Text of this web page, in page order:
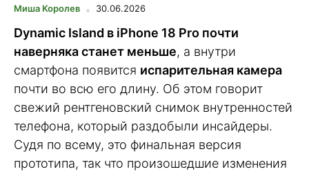
Миша Королев 30.06.2026
Dynamic Island в iPhone 18 Pro почти
наверняка станет меньше, а внутри
смартфона появится испарительная камера
почти во всю его длину. Об этом говорит
свежий рентгеновский снимок внутренностей
телефона, который раздобыли инсайдеры.
Судя по всему, это финальная версия
прототипа, так что произошедшие изменения